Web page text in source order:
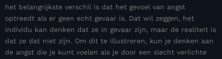
het belangrijkste verschil is dat het gevoel van angst
optreedt als er geen echt gevaar is. Dat wil zeggen, het
individu kan denken dat ze in gevaar zijn, maar de realiteit is
dat ze dat niet zijn. Om dit te illustreren, kun je denken aan
de angst die je kunt voelen als je door een slecht verlichte